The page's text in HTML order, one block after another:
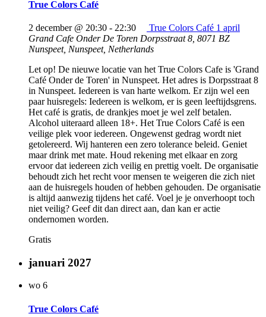
True Colors Café
2 december @ 20:30 - 22:30
True Colors Café 1 april
Grand Cafe Onder De Toren Dorpsstraat 8, 8071 BZ
Nunspeet, Nunspeet, Netherlands
Let op! De nieuwe locatie van het True Colors Cafe is 'Grand
Café Onder de Toren' in Nunspeet. Het adres is Dorpsstraat 8
in Nunspeet. Iedereen is van harte welkom. Er zijn wel een
paar huisregels: Iedereen is welkom, er is geen leeftijdsgrens.
Het café is gratis, de drankjes moet je wel zelf betalen.
Alcohol uiteraard alleen 18+. Het True Colors Café is een
veilige plek voor iedereen. Ongewenst gedrag wordt niet
getolereerd. Wij hanteren een zero tolerance beleid. Geniet
maar drink met mate. Houd rekening met elkaar en zorg
ervoor dat iedereen zich veilig en prettig voelt. De organisatie
behoudt zich het recht voor mensen te weigeren die zich niet
aan de huisregels houden of hebben gehouden. De organisatie
is altijd aanwezig tijdens het café. Voel je je onverhoopt toch
niet veilig? Geef dit dan direct aan, dan kan er actie
ondernomen worden.
Gratis
januari 2027
wo 6
True Colors Café